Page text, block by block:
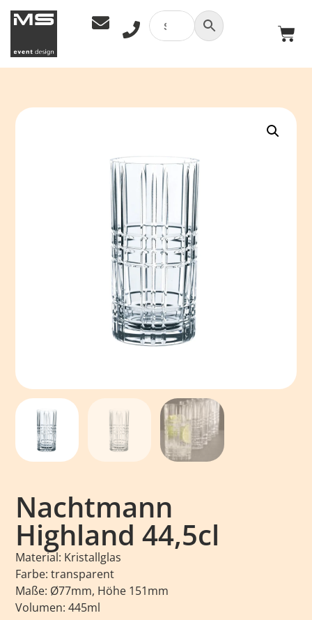
Nachtmann
Highland 44,5cl
Material: Kristallglas
Farbe: transparent
Maße: Ø77mm, Höhe 151mm
Volumen: 445ml